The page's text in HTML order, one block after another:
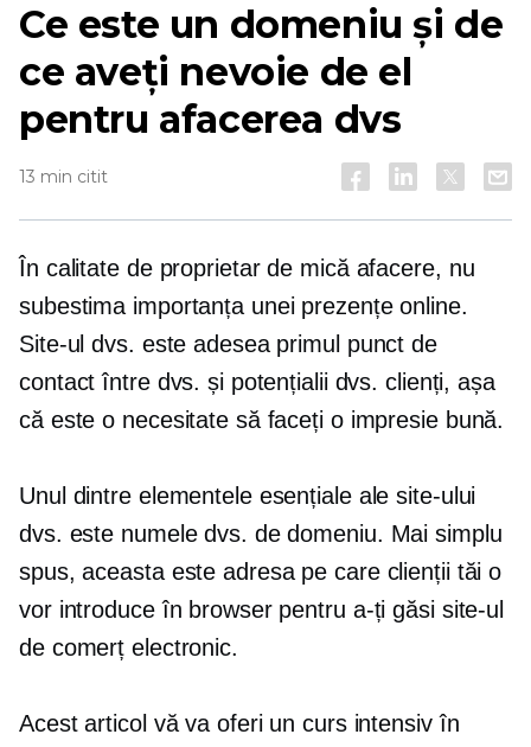
Ce este un domeniu și de
ce aveți nevoie de el
pentru afacerea dvs
13 min citit
În calitate de proprietar de mică afacere, nu
subestima importanța unei prezențe online.
Site-ul dvs. este adesea primul punct de
contact între dvs. și potențialii dvs. clienți, așa
că este o necesitate să faceți o impresie bună.
Unul dintre elementele esențiale ale site-ului
dvs. este numele dvs. de domeniu. Mai simplu
spus, aceasta este adresa pe care clienții tăi o
vor introduce în browser pentru a-ți găsi site-ul
de comerț electronic.
Acest articol vă va oferi un curs intensiv în